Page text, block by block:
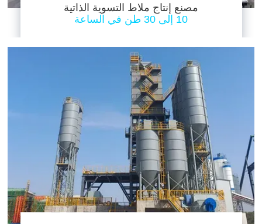
مصنع إنتاج ملاط التسوية الذاتية
10 إلى 30 طن في الساعة